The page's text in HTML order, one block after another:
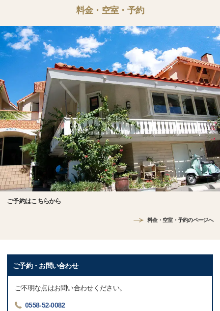
料金・空室・予約
ご予約はこちらから
料金・空室・予約のページへ
ご予約・お問い合わせ
ご不明な点はお問い合わせください。
0558-52-0082